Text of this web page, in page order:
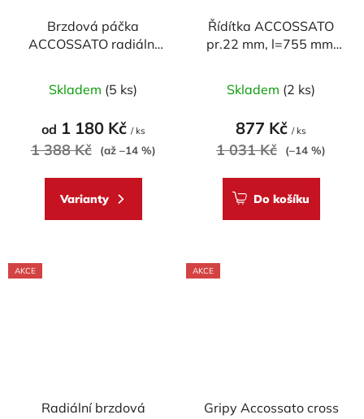
Brzdová páčka
ACCOSSATO radiální
pumpy (NE pro OEM)
Skladem (5 ks)
od 1 180 Kč / ks
1 388 Kč (až –14 %)
Varianty
Řídítka ACCOSSATO
pr.22 mm, l=755 mm,
hodnocení
produktu
je
5
Skladem (2 ks)
877 Kč / ks
1 031 Kč (–14 %)
Do košíku
AKCE
Radiální brzdová
AKCE
Gripy Accossato cross